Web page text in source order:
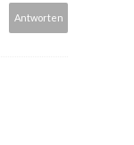
Antworten